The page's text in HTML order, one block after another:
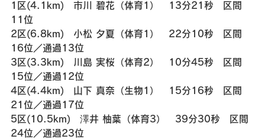
1区(4.1km)　市川 碧花（体育1）　13分21秒　区間
11位
2区(6.8km)　小松 夕夏（体育1）　22分10秒　区間
16位／通過13位
3区(3.3km)　川島 実桜（体育2）　10分45秒　区間
15位／通過12位
4区(4.4km)　山下 真奈（生物1）　15分16秒　区間
21位／通過17位
5区(10.5km)　澤井 柚葉（体育3）　39分30秒　区間
24位／通過23位